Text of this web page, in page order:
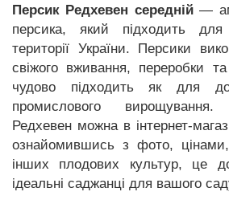
Персик Редхевен середній—
персика, який підходить
території України. Персики
свіжого вживання, переробки
чудово підходить як для
промислового
Редхевен можна в інтернет-
ознайомившись з фото,
інших плодових культур, це
ідеальні саджанці для вашого